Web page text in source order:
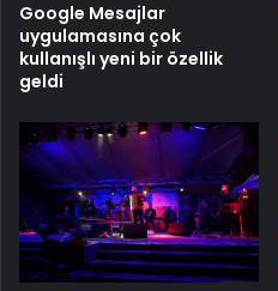
Google Mesajlar
uygulamasına çok
kullanışlı yeni bir özellik
geldi